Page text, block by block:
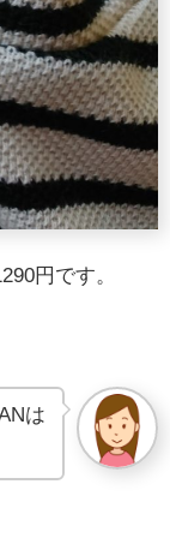
円です。
は